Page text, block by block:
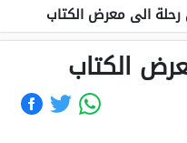
رحلة الى معرض الكتاب
الكتاب